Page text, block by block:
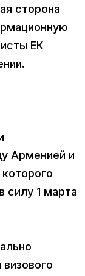
сторона
ЕК
Арменией и
силу 1 марта